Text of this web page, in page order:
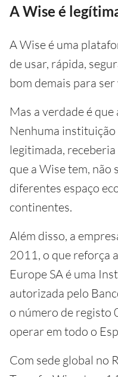
A Wise é
A Wise é uma
de usar, rápida,
bom demais para ser
Mas a verdade é
Nenhuma
legitimada,
que a Wise tem, não
diferentes espaço
continentes.
Além disso, a
2011, o que reforça
Europe SA é uma
autorizada pelo
o número de
operar em todo o
Com sede global no